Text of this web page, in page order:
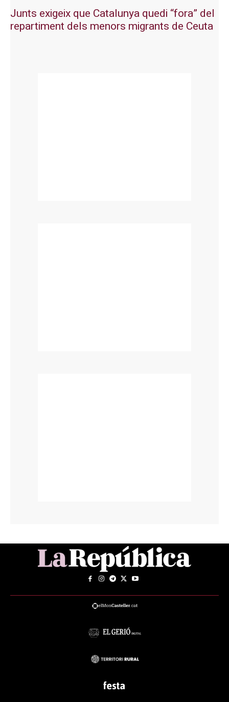
Junts exigeix que Catalunya quedi “fora” del
repartiment dels menors migrants de Ceuta